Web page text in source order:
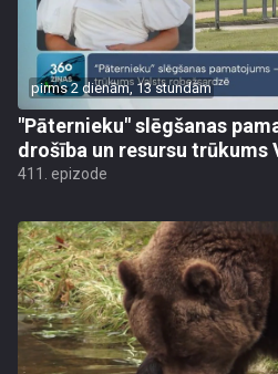
pirms 2 dienām, 13 stundām
"Pāternieku" slēgšanas
drošība un resursu trūkums
411. epizode